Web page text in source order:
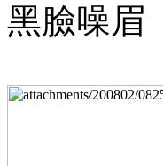
黑臉噪眉